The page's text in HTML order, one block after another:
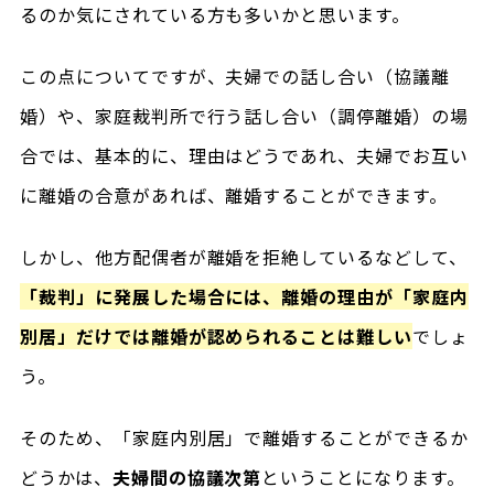
るのか気にされている方も多いかと思います。
この点についてですが、夫婦での話し合い（協議離
婚）や、家庭裁判所で行う話し合い（調停離婚）の場
合では、基本的に、理由はどうであれ、夫婦でお互い
に離婚の合意があれば、離婚することができます。
しかし、他方配偶者が離婚を拒絶しているなどして、
「裁判」に発展した場合には、離婚の理由が「家庭内
別居」だけでは離婚が認められることは難しいでしょ
う。
そのため、「家庭内別居」で離婚することができるか
どうかは、 夫婦間の協議次第ということになります。